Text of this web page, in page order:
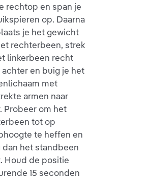
rechtop en span je
op. Daarna
je het gewicht
rechterbeen, strek
linkerbeen recht
achter en buig je het
met
armen naar
Probeer om het
tot op
te heffen en
dan het standbeen
Houd de positie
15 seconden